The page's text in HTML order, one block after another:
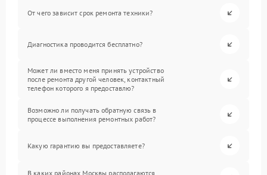
От чего зависит срок ремонта техники?
Диагностика проводится бесплатно?
Может ли вместо меня принять устройство
после ремонта другой человек, контактный
телефон которого я предоставлю?
Возможно ли получать обратную связь в
процессе выполнения ремонтных работ?
Какую гарантию вы предоставляете?
В каких районах Москвы располагаются